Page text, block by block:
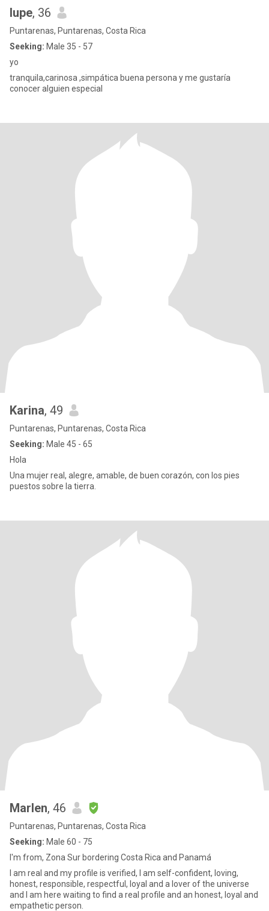
lupe, 36
Puntarenas, Puntarenas, Costa Rica
Seeking: Male 35 - 57
yo
tranquila,carinosa ,simpática buena persona y me gustaría
conocer alguien especial
Karina, 49
Puntarenas, Puntarenas, Costa Rica
Seeking: Male 45 - 65
Hola
Una mujer real, alegre, amable, de buen corazón, con los pies
puestos sobre la tierra.
Marlen, 46
Puntarenas, Puntarenas, Costa Rica
Seeking: Male 60 - 75
I'm from, Zona Sur bordering Costa Rica and Panamá
I am real and my profile is verified, I am self-confident, loving,
honest, responsible, respectful, loyal and a lover of the universe
and I am here waiting to find a real profile and an honest, loyal and
empathetic person.